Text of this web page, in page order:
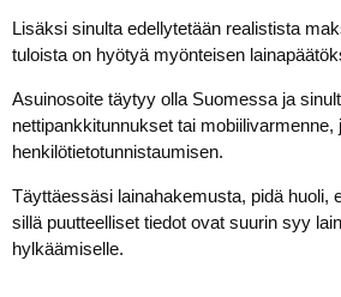
Lisäksi sinulta edellytetään realistista
tuloista on hyötyä myönteisen
Asuinosoite täytyy olla Suomessa ja
nettipankkitunnukset tai mobiilivarmenne,
henkilötietotunnistaumisen.
Täyttäessäsi lainahakemusta, pidä huoli,
sillä puutteelliset tiedot ovat suurin syy
hylkäämiselle.